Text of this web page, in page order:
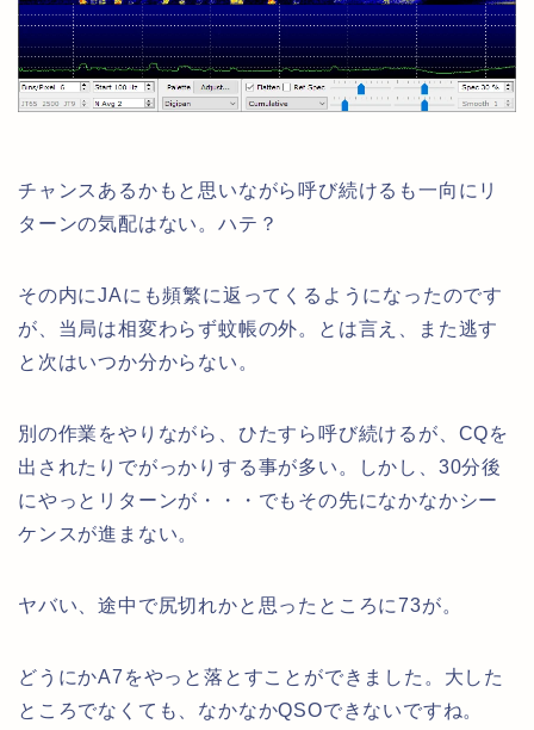
チャンスあるかもと思いながら呼び続けるも一向にリ
ターンの気配はない。ハテ？
その内にJAにも頻繁に返ってくるようになったのです
が、当局は相変わらず蚊帳の外。とは言え、また逃す
と次はいつか分からない。
別の作業をやりながら、ひたすら呼び続けるが、CQを
出されたりでがっかりする事が多い。しかし、30分後
にやっとリターンが・・・でもその先になかなかシー
ケンスが進まない。
ヤバい、途中で尻切れかと思ったところに73が。
どうにかA7をやっと落とすことができました。大した
ところでなくても、なかなかQSOできないですね。